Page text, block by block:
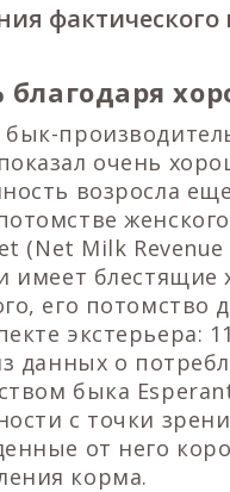
очень
возросла
(Net Milk
имеет блестящие
его потомство
экстерьера:
данных о
быка
с точки
от него
корма.